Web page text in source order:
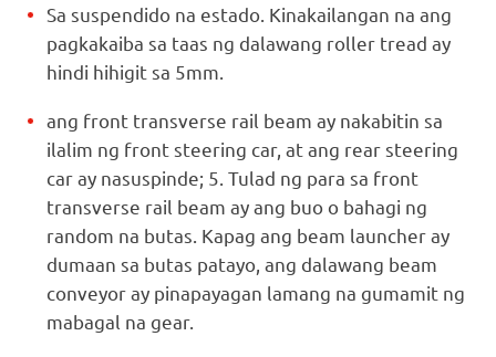
Sa suspendido na estado. Kinakailangan na ang
pagkakaiba sa taas ng dalawang roller tread ay
hindi hihigit sa 5mm.
ang front transverse rail beam ay nakabitin sa
ilalim ng front steering car, at ang rear steering
car ay nasuspinde; 5. Tulad ng para sa front
transverse rail beam ay ang buo o bahagi ng
random na butas. Kapag ang beam launcher ay
dumaan sa butas patayo, ang dalawang beam
conveyor ay pinapayagan lamang na gumamit ng
mabagal na gear.